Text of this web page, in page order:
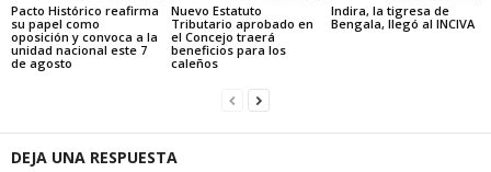
Pacto Histórico reafirma
su papel como
oposición y convoca a la
unidad nacional este 7
de agosto
Nuevo Estatuto
Tributario aprobado en
el Concejo traerá
beneficios para los
caleños
Indira, la tigresa de
Bengala, llegó al INCIVA
DEJA UNA RESPUESTA